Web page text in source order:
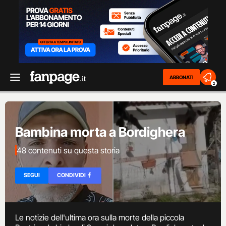
ABBONATI
2
Bambina morta a Bordighera
48 contenuti su questa storia
SEGUI CONDIVIDI
Le notizie dell'ultima ora sulla morte della piccola